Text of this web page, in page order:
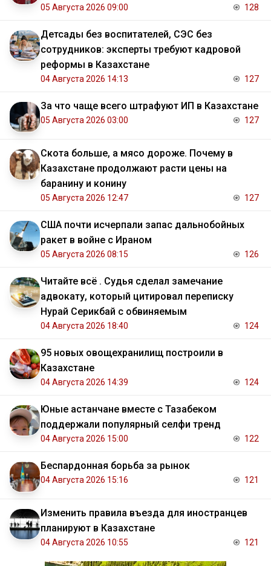
05 Августа 2026 09:00 128
Детсады без воспитателей, СЭС без
сотрудников: эксперты требуют кадровой
реформы в Казахстане
04 Августа 2026 14:13 127
За что чаще всего штрафуют ИП в Казахстане
05 Августа 2026 03:00 127
Скота больше, а мясо дороже. Почему в
Казахстане продолжают расти цены на
баранину и конину
05 Августа 2026 12:47 127
США почти исчерпали запас дальнобойных
ракет в войне с Ираном
05 Августа 2026 08:15 126
Читайте всё . Судья сделал замечание
адвокату, который цитировал переписку
Нурай Серикбай с обвиняемым
04 Августа 2026 18:40 124
95 новых овощехранилищ построили в
Казахстане
04 Августа 2026 14:39 124
Юные астанчане вместе с Тазабеком
поддержали популярный селфи тренд
04 Августа 2026 15:00 122
Беспардонная борьба за рынок
04 Августа 2026 15:16 121
Изменить правила въезда для иностранцев
планируют в Казахстане
04 Августа 2026 10:55 121